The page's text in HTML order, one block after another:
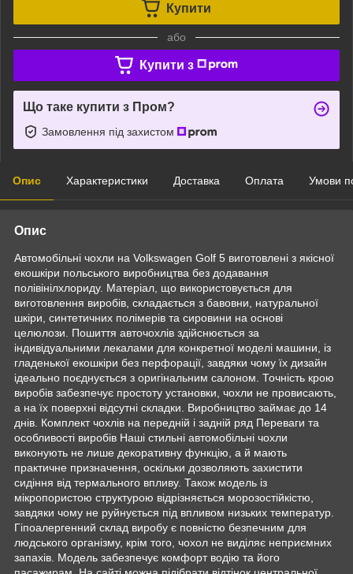
Купити
або
Купити з
Що таке купити з Пром?
Замовлення під захистом
Опис Характеристики Доставка Оплата Умови
Опис
Автомобільні чохли на Volkswagen Golf 5 виготовлені з якісної
екошкіри польського виробництва без додавання
полівінілхлориду. Матеріал, що використовується для
виготовлення виробів, складається з бавовни, натуральної
шкіри, синтетичних полімерів та сировини на основі
целюлози. Пошиття авточохлів здійснюється за
індивідуальними лекалами для конкретної моделі машини, із
гладенької екошкіри без перфорації, завдяки чому їх дизайн
ідеально поєднується з оригінальним салоном. Точність крою
виробів забезпечує простоту установки, чохли не провисають,
а на їх поверхні відсутні складки. Виробництво займає до 14
днів. Комплект чохлів на передній і задній ряд Переваги та
особливості виробів Наші стильні автомобільні чохли
виконують не лише декоративну функцію, а й мають
практичне призначення, оскільки дозволяють захистити
сидіння від термального впливу. Також модель із
мікропористою структурою відрізняється морозостійкістю,
завдяки чому не руйнується під впливом низьких температур.
Гіпоалергенний склад виробу є повністю безпечним для
людського організму, крім того, чохол не виділяє неприємних
запахів. Модель забезпечує комфорт водію та його